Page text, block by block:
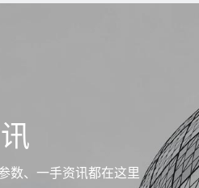
数、一手资讯都在这里